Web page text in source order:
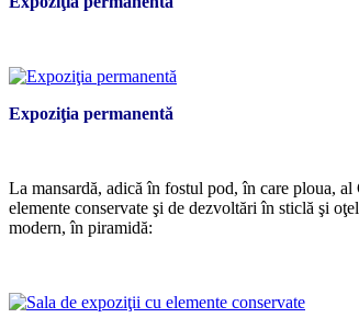
Expoziţia permanentă
La mansardă, adică în fostul pod, în care ploua,
elemente conservate şi de dezvoltări în sticlă şi
modern, în piramidă: